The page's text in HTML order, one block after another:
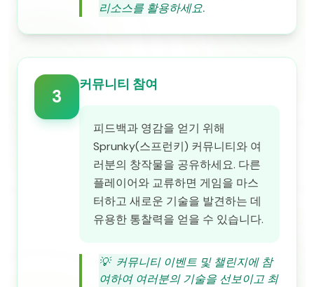
리소스를 활용하세요.
3
커뮤니티 참여
피드백과 영감을 얻기 위해
Sprunky(스프런키) 커뮤니티와 여
러분의 창작물을 공유하세요. 다른
플레이어와 교류하면 게임을 마스
터하고 새로운 기술을 발견하는 데
유용한 통찰력을 얻을 수 있습니다.
💡 커뮤니티 이벤트 및 챌린지에 참
여하여 여러분의 기술을 선보이고 최